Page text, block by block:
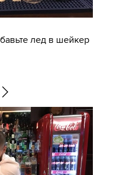
лед в шейкер